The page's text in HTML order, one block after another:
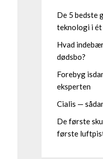
De 5 bedste
teknologi i ét
Hvad
dødsbo?
Forebyg
eksperten
Cialis —
De første
første